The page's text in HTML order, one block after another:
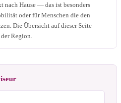
nach Hause — das ist besonders
oder für Menschen die den
Die Übersicht auf dieser Seite
Region.